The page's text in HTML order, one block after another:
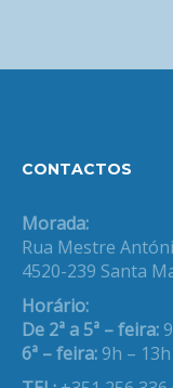
CONTACTOS
Morada:
Rua Mestre
4520-239 Santa
Horário:
De 2ª a 5ª – feira:
6ª – feira: 9h – 13h